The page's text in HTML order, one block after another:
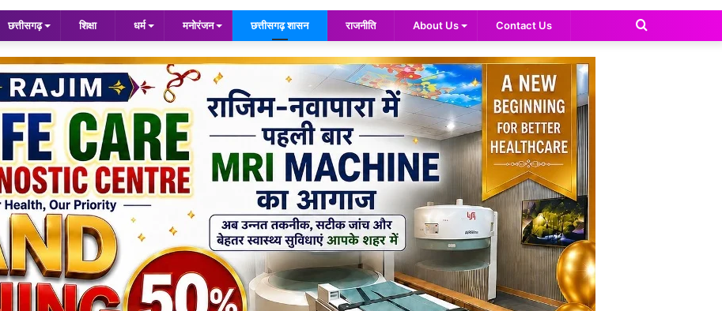
छत्तीसगढ़ शिक्षा धर्म मनोरंजन छत्तीसगढ़ शासन राजनीति About Us Contact Us
Search